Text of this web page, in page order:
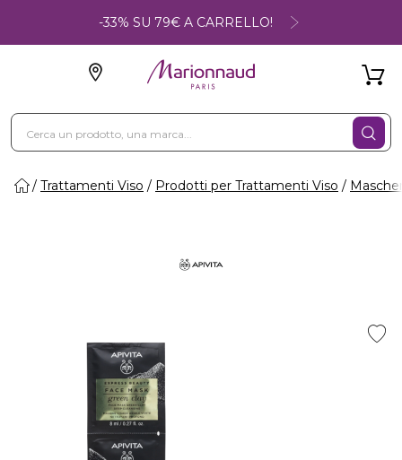
-33% SU 79€ A CARRELLO!
Trattamenti Viso Prodotti per Trattamenti Viso